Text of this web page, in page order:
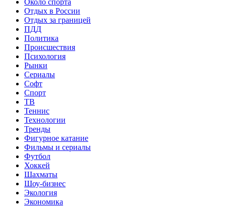
Около спорта
Отдых в России
Отдых за границей
ПДД
Политика
Происшествия
Психология
Рынки
Сериалы
Софт
Спорт
ТВ
Теннис
Технологии
Тренды
Фигурное катание
Фильмы и сериалы
Футбол
Хоккей
Шахматы
Шоу-бизнес
Экология
Экономика